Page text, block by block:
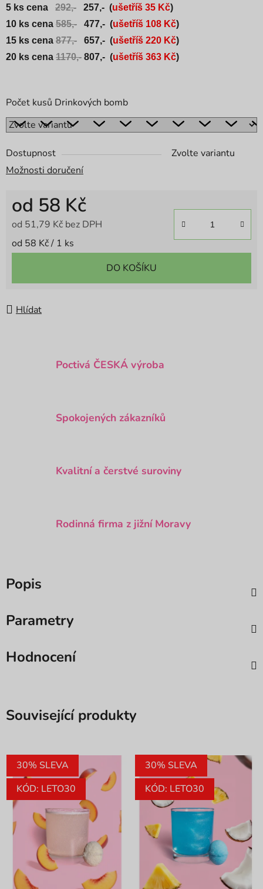
5 ks cena 292,- 257,- (ušetříš 35 Kč)
10 ks cena 585,- 477,- (ušetříš 108 Kč)
15 ks cena 877,- 657,- (ušetříš 220 Kč)
20 ks cena 1170,- 807,- (ušetříš 363 Kč)
Počet kusů Drinkových bomb
Dostupnost
Zvolte variantu
Možnosti doručení
od 58 Kč
od 51,79 Kč bez DPH
Měrná cena:
od 58 Kč / 1 ks
DO KOŠÍKU
Hlídat
Poctivá ČESKÁ výroba
Spokojených zákazníků
Kvalitní a čerstvé suroviny
Rodinná firma z jižní Moravy
Popis
Parametry
Hodnocení
Související produkty
30% SLEVA
KÓD: LETO30
30% SLEVA
KÓD: LETO30